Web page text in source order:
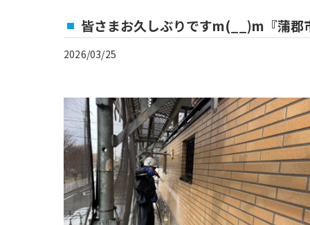
皆さまお久しぶりですm(__)m『蒲郡
2026/03/25